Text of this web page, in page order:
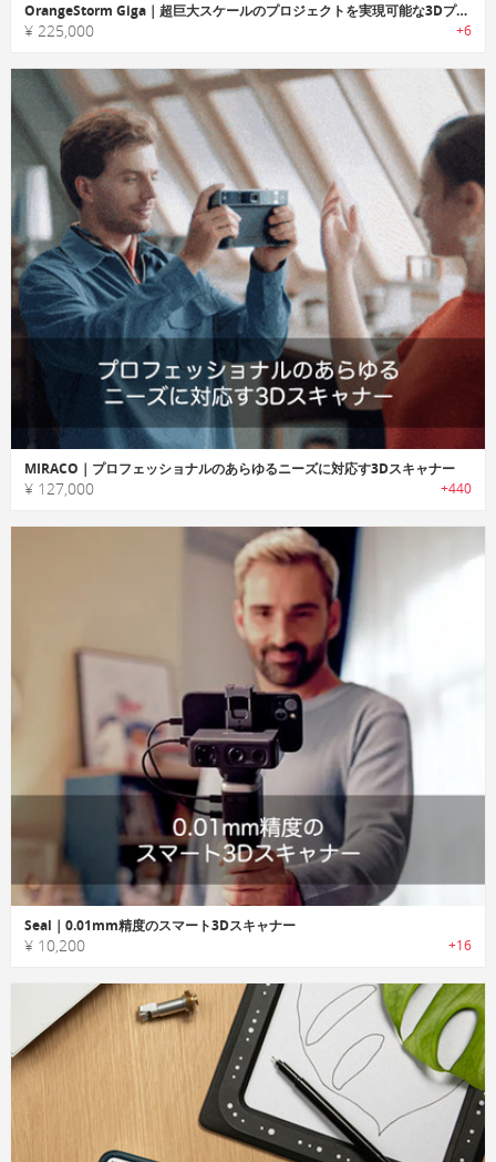
OrangeStorm Giga｜超巨大スケールのプロジェクトを実現可能な3Dプリンター
¥ 225,000 +6
MIRACO｜プロフェッショナルのあらゆるニーズに対応す3Dスキャナー
¥ 127,000 +440
Seal｜0.01mm精度のスマート3Dスキャナー
¥ 10,200 +16